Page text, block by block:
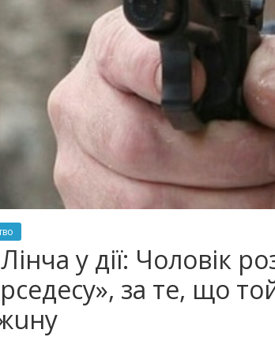
у дії: Чоловік
за те, що